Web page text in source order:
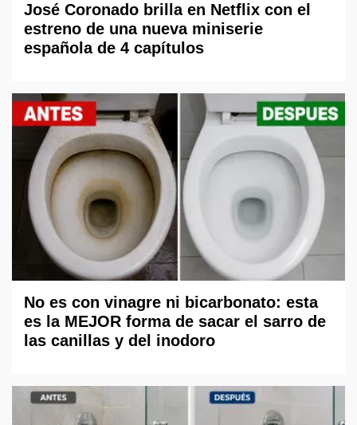
José Coronado brilla en Netflix con el
estreno de una nueva miniserie
española de 4 capítulos
No es con vinagre ni bicarbonato: esta
es la MEJOR forma de sacar el sarro de
las canillas y del inodoro